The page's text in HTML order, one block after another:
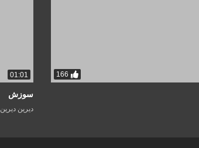
166
01:01
سوزش
دیرین دیرین